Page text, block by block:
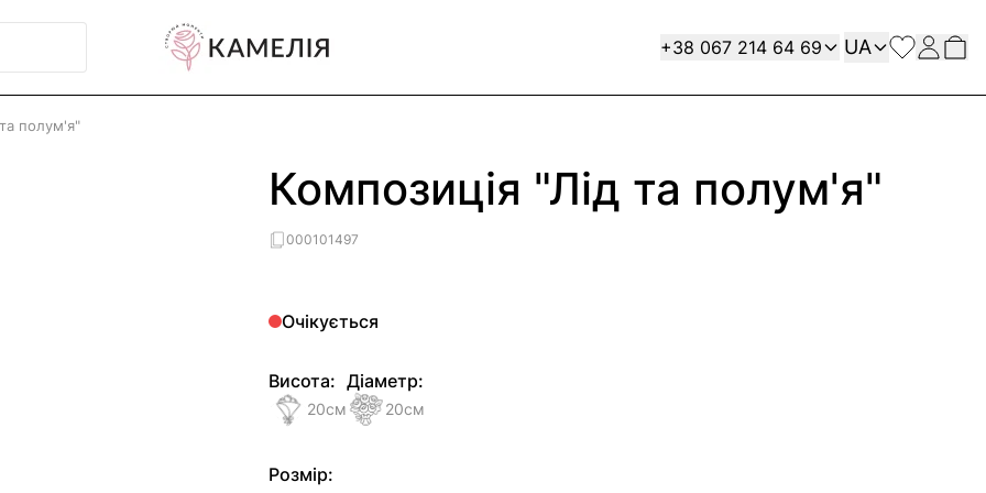
Contact
+38 067 214 64 69 Мова
UA
полум'я"
Композиція "Лід та полум'я"
000101497
Очікується
Висота:
20см
Діаметр:
20см
Розмір: